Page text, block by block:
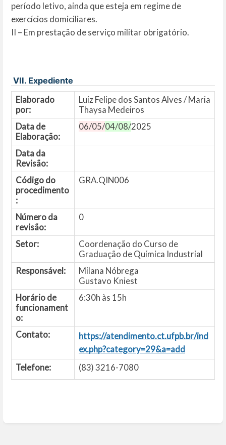
período letivo, ainda que esteja em regime de
exercícios domiciliares.
II – Em prestação de serviço militar obrigatório.
VII. Expediente
Elaborado
por:
Luiz Felipe dos Santos Alves / Maria
Thaysa Medeiros
Data de
Elaboração:
06/05/04/08/2025
Data da
Revisão:
Código do
procedimento
:
GRA.QIN006
Número da
revisão:
0
Setor:
Coordenação do Curso de
Graduação de Química Industrial
Responsável:
Milana Nóbrega
Gustavo Kniest
Horário de
funcionament
o:
6:30h às 15h
Contato:
https://atendimento.ct.ufpb.br/ind
ex.php?category=29&a=add
Telefone:
(83) 3216-7080